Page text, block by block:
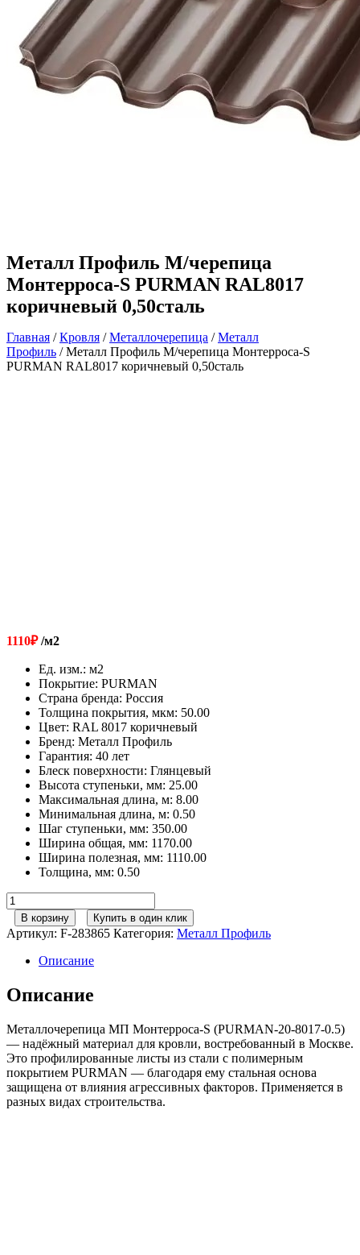
Металл Профиль М/черепица
Монтерроса-S PURMAN RAL8017
коричневый 0,50сталь
Главная /Кровля /Металлочерепица /Металл
Профиль / Металл Профиль М/черепица Монтерроса-S
PURMAN RAL8017 коричневый 0,50сталь
1110₽/м2
Ед. изм.: м2
Покрытие: PURMAN
Страна бренда: Россия
Толщина покрытия, мкм: 50.00
Цвет: RAL 8017 коричневый
Бренд: Металл Профиль
Гарантия: 40 лет
Блеск поверхности: Глянцевый
Высота ступеньки, мм: 25.00
Максимальная длина, м: 8.00
Минимальная длина, м: 0.50
Шаг ступеньки, мм: 350.00
Ширина общая, мм: 1170.00
Ширина полезная, мм: 1110.00
Толщина, мм: 0.50
Количество
товара
Металл
Профиль
черепица
Монтерроса-
S
RAL8017
коричневый
0,50сталь
В корзину Купить в один клик
Артикул: F-283865 Категория: Металл Профиль
Описание
Описание
Металлочерепица МП Монтерроса-S (PURMAN-20-8017-0.5)
— надёжный материал для кровли, востребованный в Москве.
Это профилированные листы из стали c полимерным
покрытием PURMAN — благодаря ему стальная основа
защищена от влияния агрессивных факторов. Применяется в
разных видах строительства.